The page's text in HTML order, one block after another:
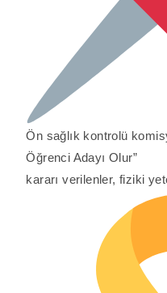
Ön sağlık kontrolü
Öğrenci Adayı Olur”
kararı verilenler, fiziki